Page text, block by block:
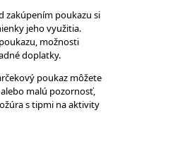
zakúpením poukazu si
jeho využitia.
možnosti
doplatky.
poukaz môžete
malú pozornosť,
s tipmi na aktivity